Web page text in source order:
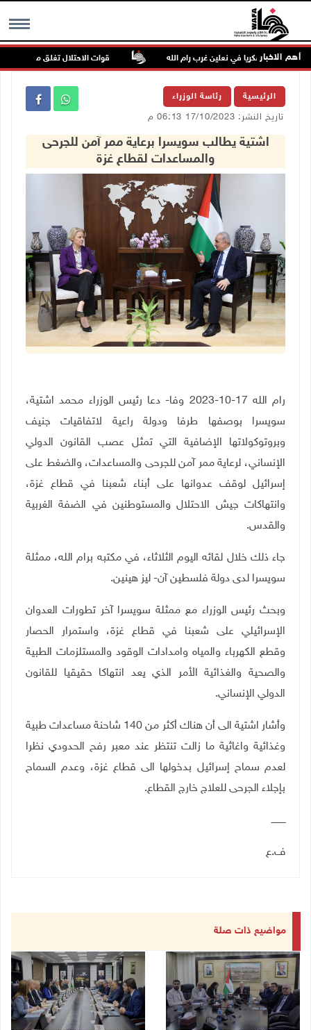
MENU أهم الاخبار
حاجزا عسكريا في نعلين غرب رام الله قوات الاحتلال تغلق مداخل يعبد
الرئيسية رئاسة الوزراء
تاريخ النشر: 17/10/2023 06:13 م
اشتية يطالب سويسرا برعاية ممر آمن للجرحى
والمساعدات لقطاع غزة
رام الله 17-10-2023 وفا- دعا رئيس الوزراء محمد اشتية،
سويسرا بوصفها طرفا ودولة راعية لاتفاقيات جنيف
وبروتوكولاتها الإضافية التي تمثل عصب القانون الدولي
الإنساني، لرعاية ممر آمن للجرحى والمساعدات، والضغط على
إسرائيل لوقف عدوانها على أبناء شعبنا في قطاع غزة،
وانتهاكات جيش الاحتلال والمستوطنين في الضفة الغربية
والقدس.
جاء ذلك خلال لقائه اليوم الثلاثاء، في مكتبه برام الله، ممثلة
سويسرا لدى دولة فلسطين آن- ليز هينين.
وبحث رئيس الوزراء مع ممثلة سويسرا آخر تطورات العدوان
الإسرائيلي على شعبنا في قطاع غزة، واستمرار الحصار
وقطع الكهرباء والمياه وامدادات الوقود والمستلزمات الطبية
والصحية والغذائية الأمر الذي يعد انتهاكا حقيقيا للقانون
الدولي الإنساني.
وأشار اشتية الى أن هناك أكثر من 140 شاحنة مساعدات طبية
وغذائية واغاثية ما زالت تنتظر عند معبر رفح الحدودي نظرا
لعدم سماح إسرائيل بدخولها الى قطاع غزة، وعدم السماح
بإجلاء الجرحى للعلاج خارج القطاع.
ــــــــــ
ف.ع
مواضيع ذات صلة